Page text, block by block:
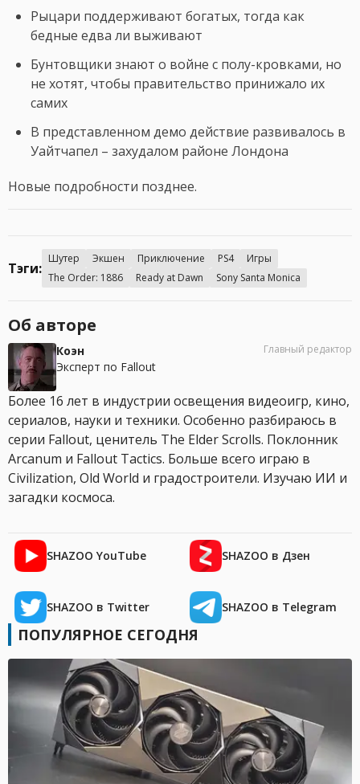
Рыцари поддерживают богатых, тогда как
бедные едва ли выживают
Бунтовщики знают о войне с полу-кровками, но
не хотят, чтобы правительство принижало их
самих
В представленном демо действие развивалось в
Уайтчапел – захудалом районе Лондона
Новые подробности позднее.
Тэги:
Шутер Экшен Приключение PS4
Игры
The Order: 1886
Ready at Dawn Sony Santa Monica
Об авторе
Коэн
Эксперт по Fallout
Главный редактор
Более 16 лет в индустрии освещения видеоигр, кино,
сериалов, науки и техники. Особенно разбираюсь в
серии Fallout, ценитель The Elder Scrolls. Поклонник
Arcanum и Fallout Tactics. Больше всего играю в
Civilization, Old World и градостроители. Изучаю ИИ и
загадки космоса.
SHAZOO YouTube SHAZOO в Дзен
SHAZOO в Twitter SHAZOO в Telegram
ПОПУЛЯРНОЕ СЕГОДНЯ